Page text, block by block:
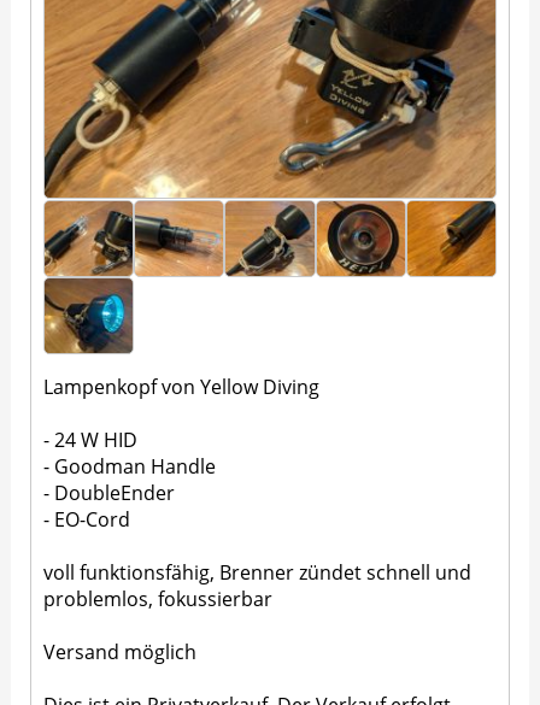
Lampenkopf von Yellow Diving
- 24 W HID
- Goodman Handle
- DoubleEnder
- EO-Cord
voll funktionsfähig, Brenner zündet schnell und
problemlos, fokussierbar
Versand möglich